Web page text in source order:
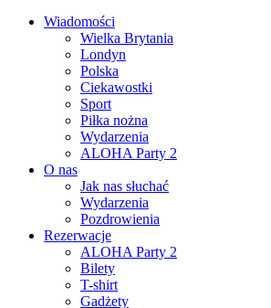
Wiadomości
Wielka Brytania
Londyn
Polska
Ciekawostki
Sport
Piłka nożna
Wydarzenia
ALOHA Party 2
O nas
Jak nas słuchać
Wydarzenia
Pozdrowienia
Rezerwacje
ALOHA Party 2
Bilety
T-shirt
Gadżety